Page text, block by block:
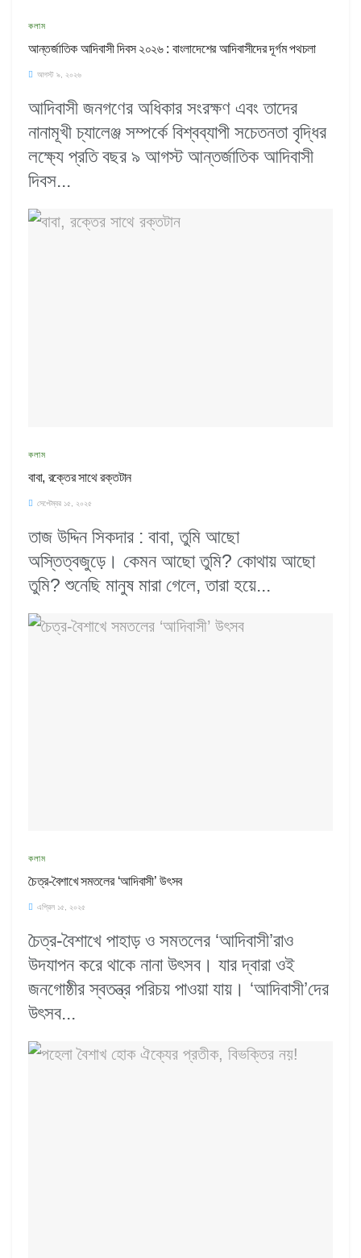
কলাম
আন্তর্জাতিক আদিবাসী দিবস ২০২৬ : বাংলাদেশের আদিবাসীদের দূর্গম পথচলা
আগস্ট ৯, ২০২৬
আদিবাসী জনগণের অধিকার সংরক্ষণ এবং তাদের
নানামূখী চ্যালেঞ্জ সম্পর্কে বিশ্বব্যাপী সচেতনতা বৃদ্ধির
লক্ষ্যে প্রতি বছর ৯ আগস্ট আন্তর্জাতিক আদিবাসী
দিবস...
কলাম
বাবা, রক্তের সাথে রক্তটান
সেপ্টেম্বর ১৫, ২০২৫
তাজ উদ্দিন সিকদার : বাবা, তুমি আছো
অস্তিত্বজুড়ে। কেমন আছো তুমি? কোথায় আছো
তুমি? শুনেছি মানুষ মারা গেলে, তারা হয়ে...
কলাম
চৈত্র-বৈশাখে সমতলের ‘আদিবাসী’ উৎসব
এপ্রিল ১৫, ২০২৫
চৈত্র-বৈশাখে পাহাড় ও সমতলের ‘আদিবাসী’রাও
উদযাপন করে থাকে নানা উৎসব। যার দ্বারা ওই
জনগোষ্ঠীর স্বতন্ত্র পরিচয় পাওয়া যায়। ‘আদিবাসী’দের
উৎসব...